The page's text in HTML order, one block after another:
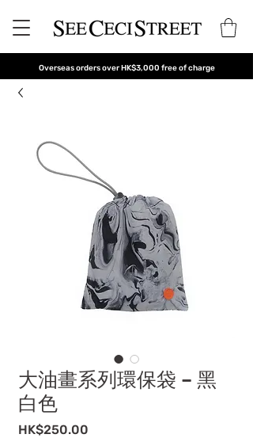
Overseas orders over HK$3,000 free of charge
大油畫系列環保袋 – 黑
白色
HK$250.00